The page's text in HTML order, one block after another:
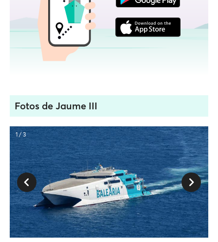
Fotos de Jaume III
1 / 3